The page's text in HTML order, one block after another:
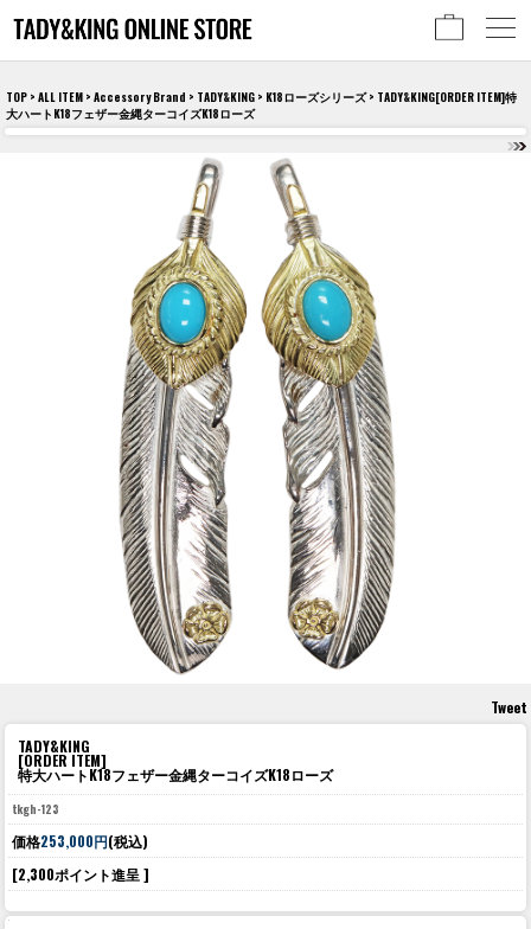
TOP > ALL ITEM > Accessory Brand > TADY&KING > K18ローズシリーズ> TADY&KING[ORDER ITEM]特
大ハートK18フェザー金縄ターコイズK18ローズ
Tweet
TADY&KING
[ORDER ITEM]
特大ハートK18フェザー金縄ターコイズK18ローズ
tkgh-123
価格253,000円(税込)
[2,300ポイント進呈 ]